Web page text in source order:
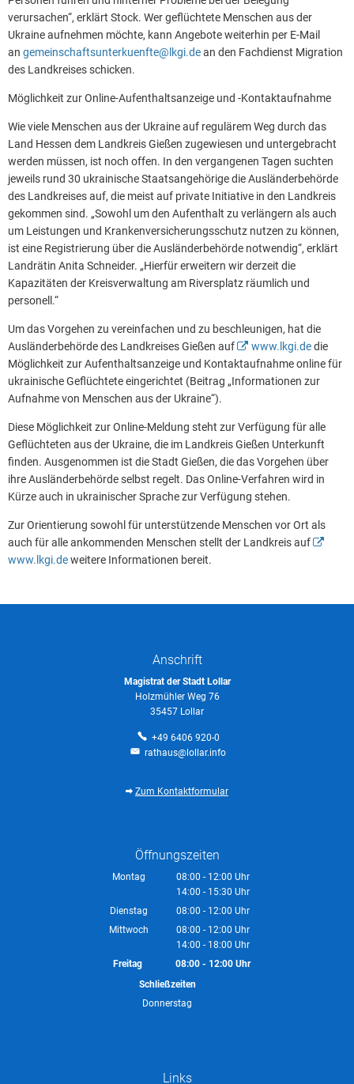
verursachen“, erklärt Stock. Wer geflüchtete Menschen aus der
Ukraine aufnehmen möchte, kann Angebote weiterhin per E-Mail
an gemeinschaftsunterkuenfte@lkgi.dean den Fachdienst Migration
des Landkreises schicken.
Möglichkeit zur Online-Aufenthaltsanzeige und -Kontaktaufnahme
Wie viele Menschen aus der Ukraine auf regulärem Weg durch das
Land Hessen dem Landkreis Gießen zugewiesen und untergebracht
werden müssen, ist noch offen. In den vergangenen Tagen suchten
jeweils rund 30 ukrainische Staatsangehörige die Ausländerbehörde
des Landkreises auf, die meist auf private Initiative in den Landkreis
gekommen sind. „Sowohl um den Aufenthalt zu verlängern als auch
um Leistungen und Krankenversicherungsschutz nutzen zu können,
ist eine Registrierung über die Ausländerbehörde notwendig“, erklärt
Landrätin Anita Schneider. „Hierfür erweitern wir derzeit die
Kapazitäten der Kreisverwaltung am Riversplatz räumlich und
personell.“
Um das Vorgehen zu vereinfachen und zu beschleunigen, hat die
Ausländerbehörde des Landkreises Gießen auf
www.lkgi.dedie
Möglichkeit zur Aufenthaltsanzeige und Kontaktaufnahme online für
ukrainische Geflüchtete eingerichtet (Beitrag „Informationen zur
Aufnahme von Menschen aus der Ukraine“).
Diese Möglichkeit zur Online-Meldung steht zur Verfügung für alle
Geflüchteten aus der Ukraine, die im Landkreis Gießen Unterkunft
finden. Ausgenommen ist die Stadt Gießen, die das Vorgehen über
ihre Ausländerbehörde selbst regelt. Das Online-Verfahren wird in
Kürze auch in ukrainischer Sprache zur Verfügung stehen.
Zur Orientierung sowohl für unterstützende Menschen vor Ort als
auch für alle ankommenden Menschen stellt der Landkreis auf
www.lkgi.deweitere Informationen bereit.
Anschrift
Magistrat der Stadt Lollar
Holzmühler Weg 76
35457 Lollar
+49 6406 920-0
rathaus@lollar.info
Zum Kontaktformular
Öffnungszeiten
Montag 08:00 - 12:00 Uhr
Von 08:00 bis 12:00 Uhr
14:00 - 15:30 Uhr
Von 14:00 bis 15:30 Uhr
Dienstag 08:00 - 12:00 Uhr
Von 08:00 bis 12:00 Uhr
Mittwoch 08:00 - 12:00 Uhr
Von 08:00 bis 12:00 Uhr
14:00 - 18:00 Uhr
Von 14:00 bis 18:00 Uhr
Freitag 08:00- 12:00Uhr
Schließzeiten
Donnerstag
Links